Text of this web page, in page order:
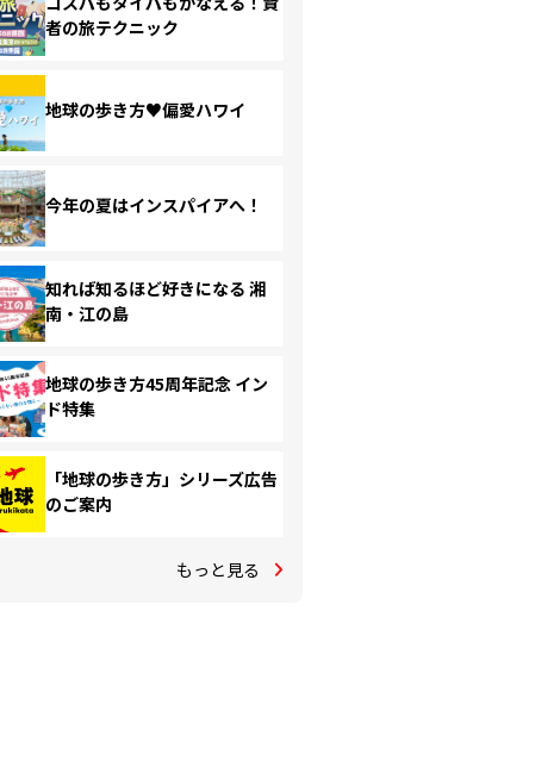
者の旅テクニック
地球の歩き方♥偏愛ハワイ
今年の夏はインスパイアへ！
知れば知るほど好きになる 湘
南・江の島
地球の歩き方45周年記念 イン
ド特集
「地球の歩き方」シリーズ広告
のご案内
もっと見る